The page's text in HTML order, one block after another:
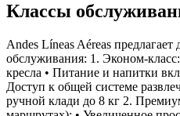
Классы
Andes Líneas Aéreas предлагает
обслуживания: 1. Эконом-
кресла • Питание и напитки
Доступ к общей системе
ручной клади до 8 кг 2.